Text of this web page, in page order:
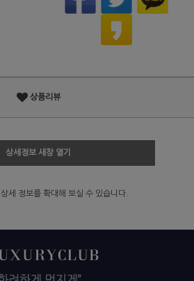
상품리뷰
상세정보 새창 열기
상세 정보를 확대해 보실 수 있습니다.